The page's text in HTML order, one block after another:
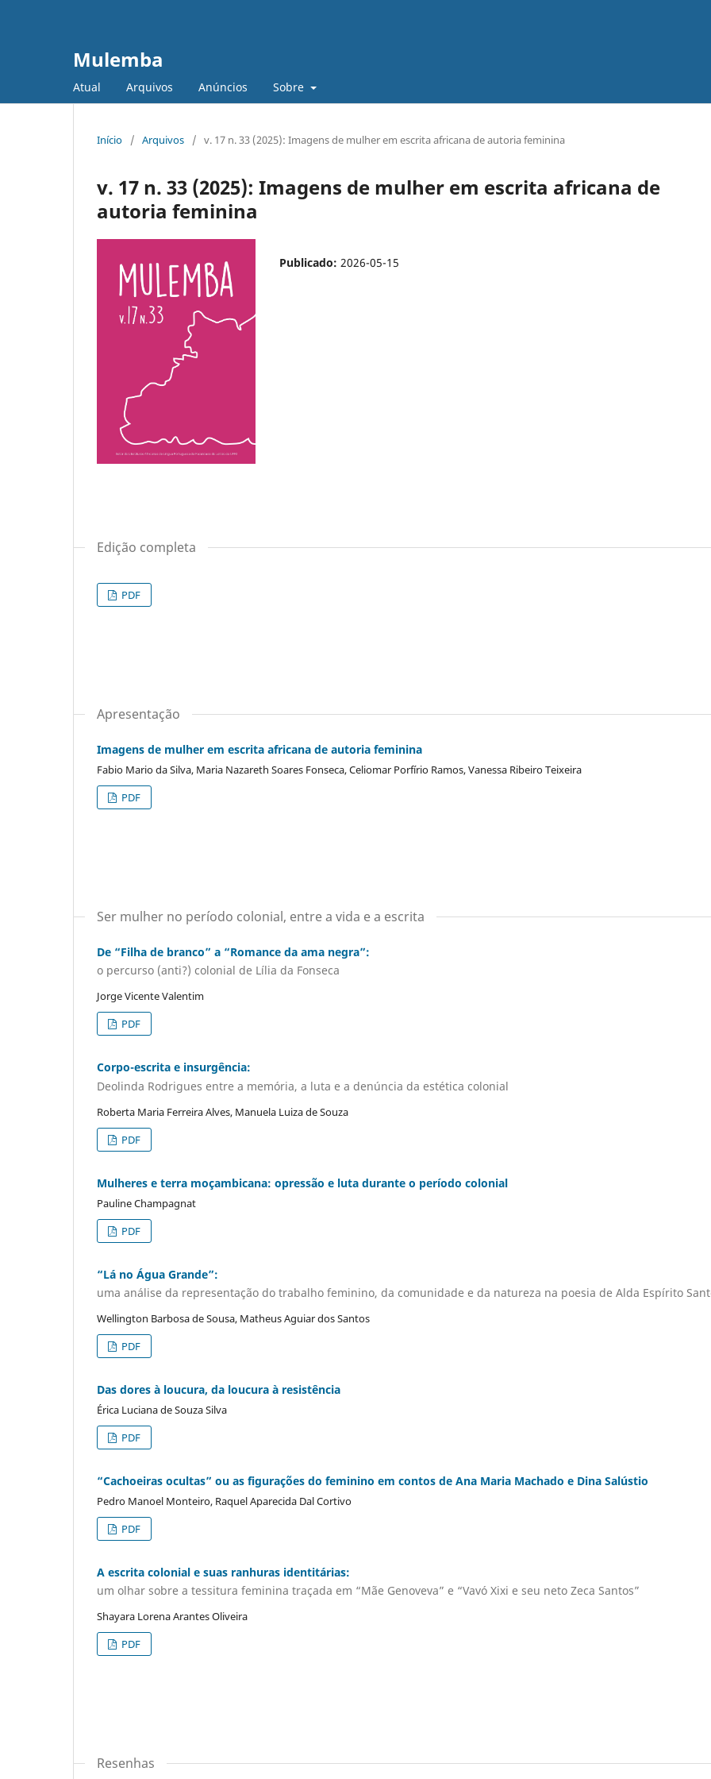
Mulemba
Atual Arquivos Anúncios Sobre
Início / Arquivos / v. 17 n. 33 (2025): Imagens de mulher em escrita africana de autoria feminina
v. 17 n. 33 (2025): Imagens de mulher em escrita africana de
autoria feminina
Publicado: 2026-05-15
Edição completa
PDF
Apresentação
Imagens de mulher em escrita africana de autoria feminina
Fabio Mario da Silva, Maria Nazareth Soares Fonseca, Celiomar Porfírio Ramos, Vanessa Ribeiro Teixeira
PDF
Ser mulher no período colonial, entre a vida e a escrita
De “Filha de branco” a “Romance da ama negra”:
o percurso (anti?) colonial de Lília da Fonseca
Jorge Vicente Valentim
PDF
Corpo-escrita e insurgência:
Deolinda Rodrigues entre a memória, a luta e a denúncia da estética colonial
Roberta Maria Ferreira Alves, Manuela Luiza de Souza
PDF
Mulheres e terra moçambicana: opressão e luta durante o período colonial
Pauline Champagnat
PDF
“Lá no Água Grande”:
uma análise da representação do trabalho feminino, da comunidade e da natureza na poesia de Alda Espírito
Wellington Barbosa de Sousa, Matheus Aguiar dos Santos
PDF
Das dores à loucura, da loucura à resistência
Érica Luciana de Souza Silva
PDF
“Cachoeiras ocultas” ou as figurações do feminino em contos de Ana Maria Machado e Dina Salústio
Pedro Manoel Monteiro, Raquel Aparecida Dal Cortivo
PDF
A escrita colonial e suas ranhuras identitárias:
um olhar sobre a tessitura feminina traçada em “Mãe Genoveva” e “Vavó Xixi e seu neto Zeca Santos”
Shayara Lorena Arantes Oliveira
PDF
Resenhas